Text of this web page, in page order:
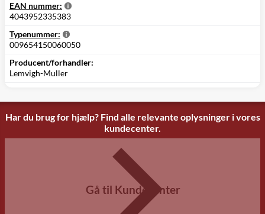
EAN nummer:
4043952335383
Typenummer:
009654150060050
Producent/forhandler:
Lemvigh-Muller
Har du brug for hjælp? Find alle relevante oplysninger i vores
kundecenter.
Gå til Kundecenter